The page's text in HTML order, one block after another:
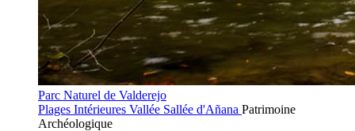
Parc Naturel de Valderejo
Plages Intérieures Vallée Sallée d'Añana Patrimoine
Archéologique